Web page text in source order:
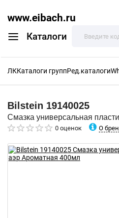
www.eibach.ru
Каталоги
ЛККаталоги группРед.каталоги
Bilstein 19140025
Смазка универсальная
0 оценок О